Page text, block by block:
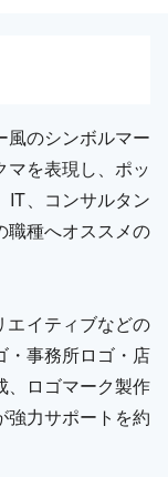
風のシンボルマー
マを表現し、ポッ
IT、コンサルタン
職種へオススメの
エイティブなどの
・事務所ロゴ・店
、ロゴマーク製作
強力サポートを約